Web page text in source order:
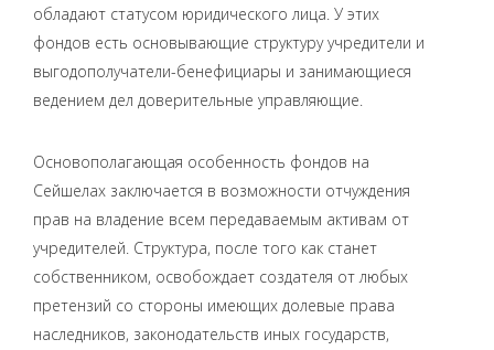
обладают статусом юридического лица. У этих
фондов есть основывающие структуру учредители и
выгодополучатели-бенефициары и занимающиеся
ведением дел доверительные управляющие.
Основополагающая особенность фондов на
Сейшелах заключается в возможности отчуждения
прав на владение всем передаваемым активам от
учредителей. Структура, после того как станет
собственником, освобождает создателя от любых
претензий со стороны имеющих долевые права
наследников, законодательств иных государств,